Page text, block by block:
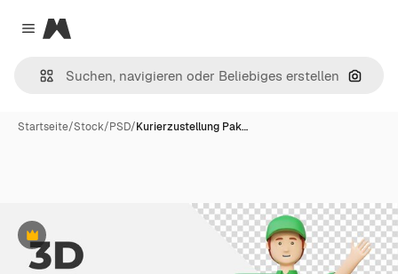
Close menu
Magnific
Nach
Startseite/Stock/PSD/Kurierzustellung Pak…
Premium